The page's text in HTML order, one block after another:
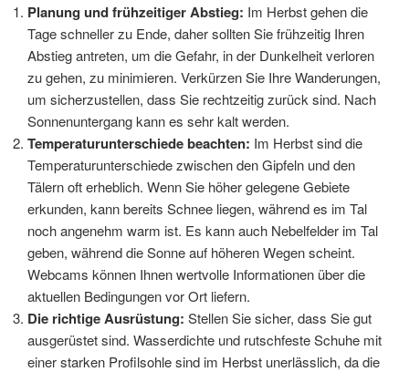
Planung und frühzeitiger Abstieg: Im Herbst gehen die
Tage schneller zu Ende, daher sollten Sie frühzeitig Ihren
Abstieg antreten, um die Gefahr, in der Dunkelheit verloren
zu gehen, zu minimieren. Verkürzen Sie Ihre Wanderungen,
um sicherzustellen, dass Sie rechtzeitig zurück sind. Nach
Sonnenuntergang kann es sehr kalt werden.
Temperaturunterschiede beachten: Im Herbst sind die
Temperaturunterschiede zwischen den Gipfeln und den
Tälern oft erheblich. Wenn Sie höher gelegene Gebiete
erkunden, kann bereits Schnee liegen, während es im Tal
noch angenehm warm ist. Es kann auch Nebelfelder im Tal
geben, während die Sonne auf höheren Wegen scheint.
Webcams können Ihnen wertvolle Informationen über die
aktuellen Bedingungen vor Ort liefern.
Die richtige Ausrüstung: Stellen Sie sicher, dass Sie gut
ausgerüstet sind. Wasserdichte und rutschfeste Schuhe mit
einer starken Profilsohle sind im Herbst unerlässlich, da die